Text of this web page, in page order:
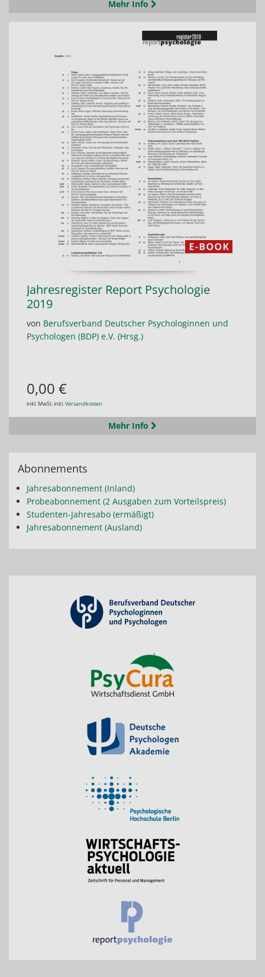
Mehr Info
Jahresregister Report Psychologie
2019
von Berufsverband Deutscher Psychologinnen und
Psychologen (BDP) e.V. (Hrsg.)
0,00 €
inkl. MwSt. inkl. Versandkosten
Mehr Info
Abonnements
Jahresabonnement (Inland)
Probeabonnement (2 Ausgaben zum Vorteilspreis)
Studenten-Jahresabo (ermäßigt)
Jahresabonnement (Ausland)